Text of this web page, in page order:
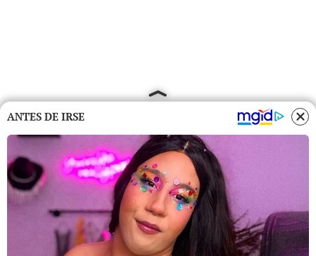
ANTES DE IRSE